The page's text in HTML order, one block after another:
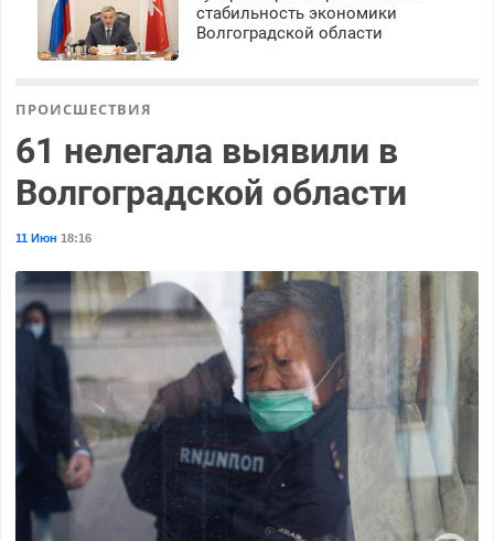
80-летие Победы Парк Героев-летчиков
стабильность экономики
Волгоградской области
ПРОИСШЕСТВИЯ
61 нелегала выявили в
Волгоградской области
11 Июн 18:16